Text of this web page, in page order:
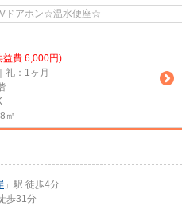
ドアホン☆温水便座☆
益費 6,000円)
礼：1ヶ月
㎡
」駅 徒歩4分
歩31分